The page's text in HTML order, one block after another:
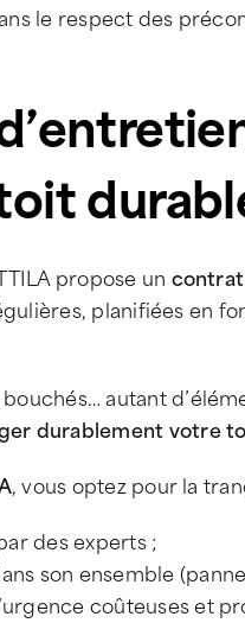
le respect des
propose un
planifiées en
autant
durablement votre
, vous optez pour la
des experts ;
son ensemble
coûteuses et